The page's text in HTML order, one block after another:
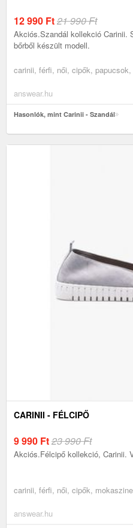
12 990 Ft21 990 Ft
Akciós.Szandál kollekció Carinii.
bőrből készült modell.
carinii, férfi, női, cipők,
answear.hu
Hasonlók, mint Carinii - Szandál
CARINII - FÉLCIPŐ
9 990 Ft23 990 Ft
Akciós.Félcipő kollekció, Carinii.
carinii, férfi, női, cipők,
answear.hu